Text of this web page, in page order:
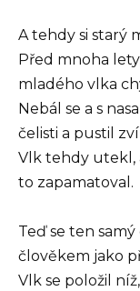
A tehdy si starý
Před mnoha
mladého vlka
Nebál se a s
čelisti a pustil
Vlk tehdy utekl,
to zapamatoval.
Teď se ten
člověkem jako
Vlk se položil